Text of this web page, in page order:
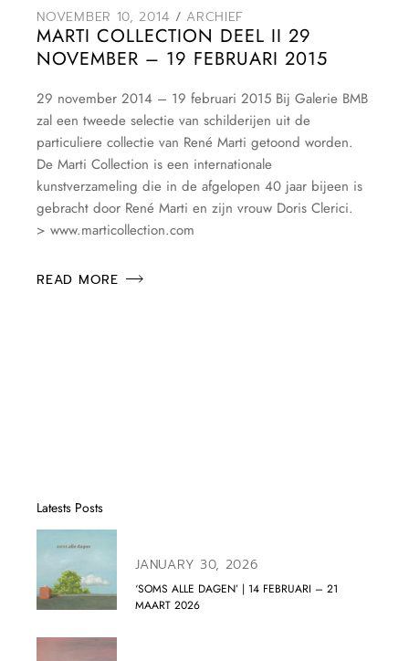
NOVEMBER 10, 2014 ARCHIEF
MARTI COLLECTION DEEL II 29
NOVEMBER – 19 FEBRUARI 2015
29 november 2014 – 19 februari 2015 Bij Galerie BMB
zal een tweede selectie van schilderijen uit de
particuliere collectie van René Marti getoond worden.
De Marti Collection is een internationale
kunstverzameling die in de afgelopen 40 jaar bijeen is
gebracht door René Marti en zijn vrouw Doris Clerici.
> www.marticollection.com
READ MORE
Latests Posts
JANUARY 30, 2026
‘SOMS ALLE DAGEN’ | 14 FEBRUARI – 21
MAART 2026